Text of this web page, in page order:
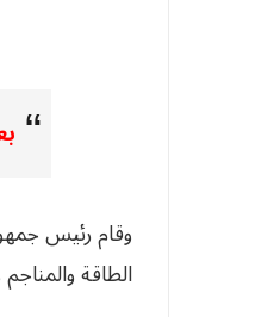
وقام رئيس
الطاقة